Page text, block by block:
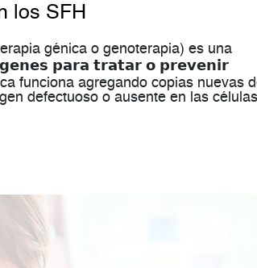
los SFH
génica o genoterapia) es una
𝗽𝗮𝗿𝗮 𝘁𝗿𝗮𝘁𝗮𝗿 𝗼 𝗽𝗿𝗲𝘃𝗲𝗻𝗶𝗿
funciona agregando copias nuevas
defectuoso o ausente en las